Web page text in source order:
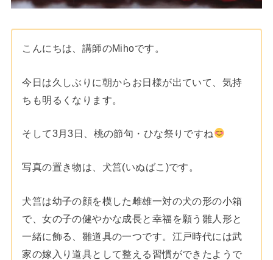
こんにちは、講師のMihoです。
今日は久しぶりに朝からお日様が出ていて、気持
ちも明るくなります。
そして3月3日、桃の節句・ひな祭りですね
写真の置き物は、犬筥(いぬばこ)です。
犬筥は幼子の顔を模した雌雄一対の犬の形の小箱
で、女の子の健やかな成長と幸福を願う雛人形と
一緒に飾る、雛道具の一つです。江戸時代には武
家の嫁入り道具として整える習慣ができたようで